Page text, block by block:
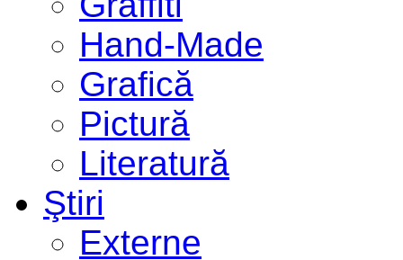
Hand-Made
Grafică
Pictură
Literatură
Ştiri
Externe